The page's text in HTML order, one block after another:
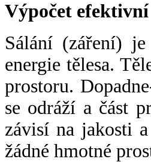
Výpočet
Sálání (záření)
energie tělesa.
prostoru.
se odráží a část
závisí na jakosti
žádné hmotné